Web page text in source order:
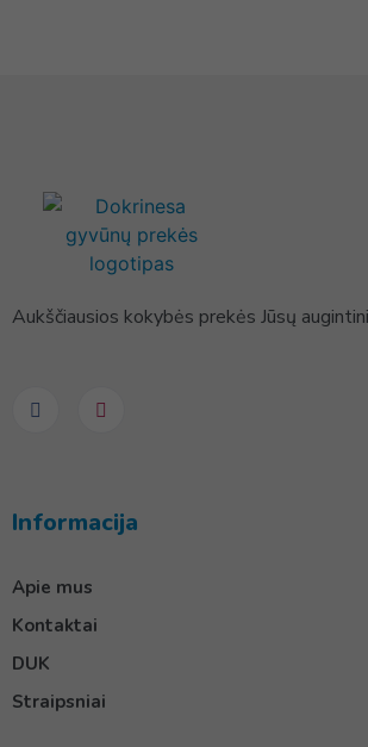
Aukščiausios kokybės prekės Jūsų
Informacija
Apie mus
Kontaktai
DUK
Straipsniai